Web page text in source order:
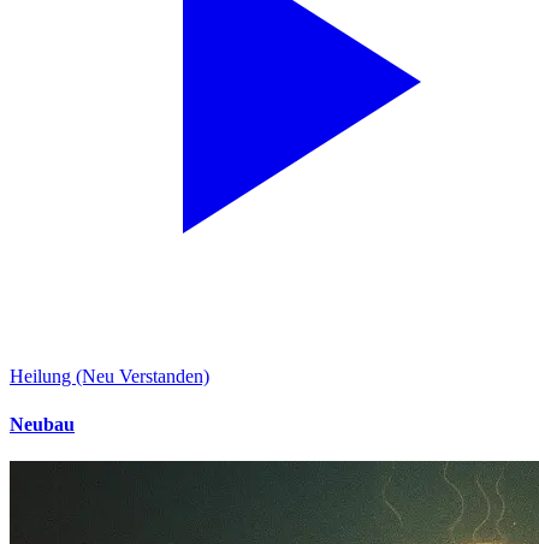
Heilung (Neu Verstanden)
Neubau